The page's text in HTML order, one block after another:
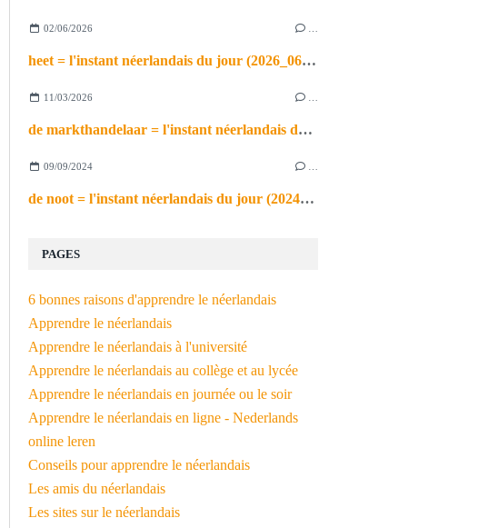
02/06/2026
heet = l'instant néerlandais du jour (2026_06_02)
11/03/2026
de markthandelaar = l'instant néerlandais du jour (2026_03_11)
09/09/2024
de noot = l'instant néerlandais du jour (2024_09_09)
PAGES
6 bonnes raisons d'apprendre le néerlandais
Apprendre le néerlandais
Apprendre le néerlandais à l'université
Apprendre le néerlandais au collège et au lycée
Apprendre le néerlandais en journée ou le soir
Apprendre le néerlandais en ligne - Nederlands
online leren
Conseils pour apprendre le néerlandais
Les amis du néerlandais
Les sites sur le néerlandais